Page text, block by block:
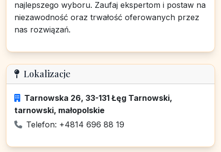
najlepszego wyboru. Zaufaj ekspertom i postaw na
niezawodność oraz trwałość oferowanych przez
nas rozwiązań.
Lokalizacje
Tarnowska 26, 33-131 Łęg Tarnowski,
tarnowski, małopolskie
Telefon: +4814 696 88 19